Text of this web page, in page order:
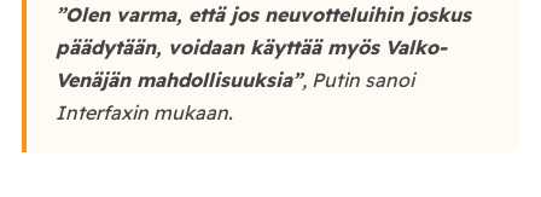
”Olen varma, että jos neuvotteluihin joskus
päädytään, voidaan käyttää myös Valko-
Venäjän mahdollisuuksia”, Putin sanoi
Interfaxin mukaan.